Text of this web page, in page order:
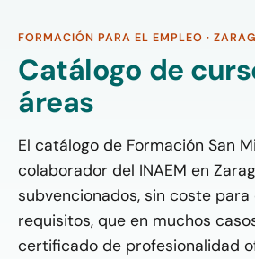
FORMACIÓN PARA EL EMPLEO ·
Catálogo de
áreas
El catálogo de Formación San
colaborador del INAEM en
subvencionados, sin coste
requisitos, que en muchos
certificado de profesionalidad